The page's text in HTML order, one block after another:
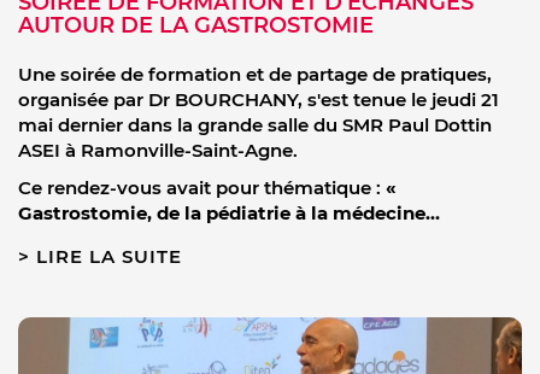
AUTOUR DE LA GASTROSTOMIE
Une soirée de formation et de partage de pratiques,
organisée par Dr BOURCHANY, s'est tenue le jeudi 21
mai dernier dans la grande salle du SMR Paul Dottin
ASEI à Ramonville-Saint-Agne.
Ce rendez-vous avait pour thématique : «
Gastrostomie, de la pédiatrie à la médecine…
LIRE LA SUITE